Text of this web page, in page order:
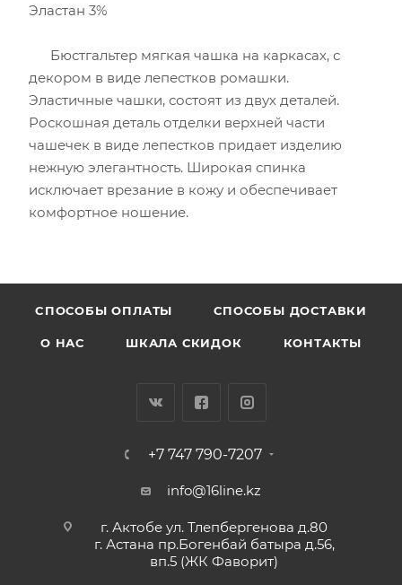
Эластан 3%
Бюстгальтер мягкая чашка на каркасах, с
декором в виде лепестков ромашки.
Эластичные чашки, состоят из двух деталей.
Роскошная деталь отделки верхней части
чашечек в виде лепестков придает изделию
нежную элегантность. Широкая спинка
исключает врезание в кожу и обеспечивает
комфортное ношение.
CПОСОБЫ ОПЛАТЫ СПОСОБЫ ДОСТАВКИ
О НАС ШКАЛА СКИДОК КОНТАКТЫ
+7 747 790-7207
info@16line.kz
г. Актобе ул. Тлепбергенова д.80
г. Астана пр.Богенбай батыра д.56,
вп.5 (ЖК Фаворит)